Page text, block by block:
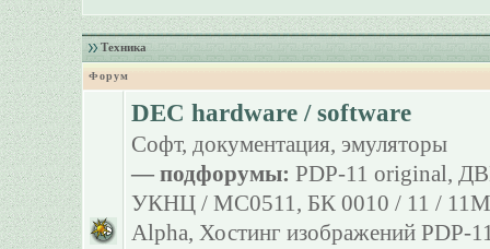
Техника
Форум
DEC hardware / software
Софт, документация, эмуляторы
— подфорумы: PDP-11 original ,
УКНЦ / МС0511 , БК 0010 / 11 / 11M
Alpha, Хостинг изображений PDP-